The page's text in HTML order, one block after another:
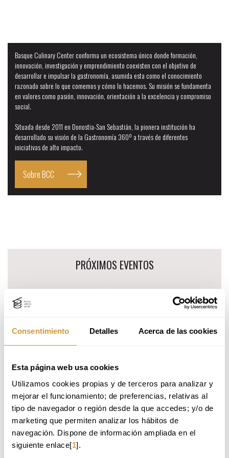
Consentimiento Detalles Acerca de las cookies
Esta página web usa cookies
Utilizamos cookies propias y de terceros para analizar y
mejorar el funcionamiento; de preferencias, relativas al
tipo de navegador o región desde la que accedes; y/o de
marketing que permiten analizar los hábitos de
navegación. Dispone de información ampliada en el
siguiente enlace[1].
Basque Culinary Center conforma un ecosistema único donde formación,
innovación, investigación y emprendimiento coexisten con el objetivo de
desarrollar e impulsar la gastronomía, asumida esta como el conocimiento
razonado sobre lo que comemos y cómo lo hacemos. Su misión se fundamenta
en valores como pasión, innovación, orientación a la excelencia y compromiso
social.
Situada desde 2011 en Donostia-San Sebastián, la pionera institución ha
desarrollado su visión de la Gastronomía 360º a través de diferentes
iniciativas de alto impacto.
Sobre BCC
PRÓXIMOS EVENTOS
15
CURSO APLICACIONES
Formación
SEPTIEMBRE
CURSO TÉCNICAS CULINARIAS DE
Formación
ÚLTIMAS NOTICIAS